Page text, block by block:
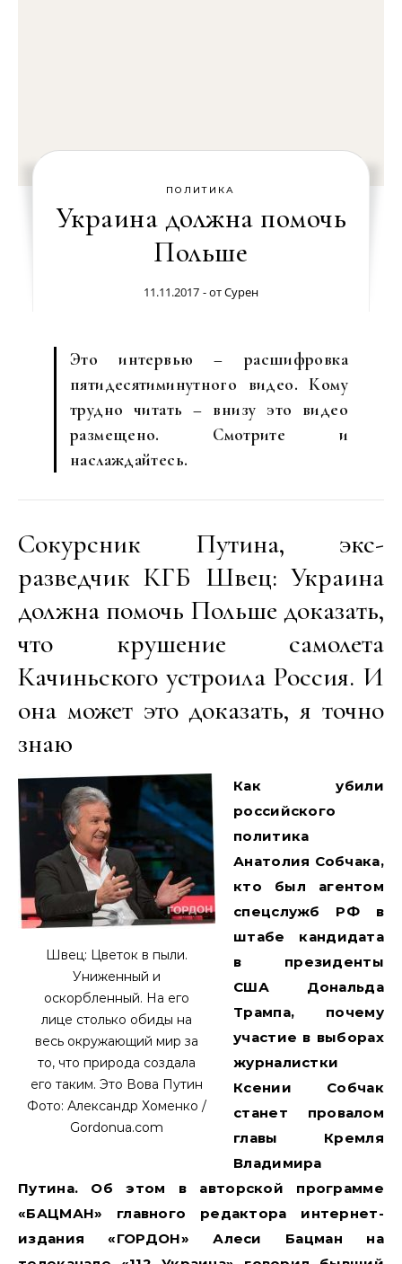
ПОЛИТИКА
Украина должна помочь
Польше
11.11.2017 - отСурен
Это интервью – расшифровка
пятидесятиминутного видео. Кому
трудно читать – внизу это видео
размещено. Смотрите и
наслаждайтесь.
Сокурсник Путина, экс-
разведчик КГБ Швец: Украина
должна помочь Польше доказать,
что крушение самолета
Качиньского устроила Россия. И
она может это доказать, я точно
знаю
Швец: Цветок в пыли.
Униженный и
оскорбленный. На его
лице столько обиды на
весь окружающий мир за
то, что природа создала
его таким. Это Вова Путин
Фото: Александр Хоменко /
Gordonua.com
Как убили
российского
политика
Анатолия Собчака,
кто был агентом
спецслужб РФ в
штабе кандидата
в президенты
США Дональда
Трампа, почему
участие в выборах
журналистки
Ксении Собчак
станет провалом
главы Кремля
Владимира
Путина. Об этом в авторской программе
«БАЦМАН» главного редактора интернет-
издания «ГОРДОН» Алеси Бацман на